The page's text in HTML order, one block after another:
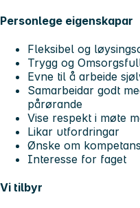
Personlege eigenskapar
Fleksibel og
Trygg og
Evne til å arbeide
Samarbeidar godt
pårørande
Vise respekt i møte
Likar utfordringar
Ønske om
Interesse for faget
Vi tilbyr